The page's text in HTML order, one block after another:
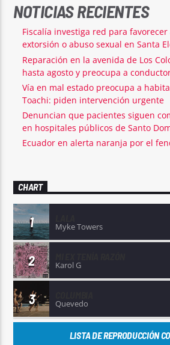
NOTICIAS RECIENTES
Fiscalía investiga red para
extorsión o abuso sexual en Santa
Reparación en la avenida de Los
hasta agosto y preocupa a
Vía en mal estado preocupa a
Toachi: piden intervención urgente
Denuncian que pacientes siguen
en hospitales públicos de Santo
Ecuador en alerta naranja por el
CHART
1 Myke Towers
2 Karol G
3 Quevedo
LISTA DE REPRODUCCIÓN